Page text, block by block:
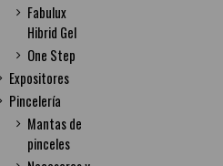
Fabulux
Hibrid Gel
One Step
Expositores
Pincelería
Mantas de
pinceles